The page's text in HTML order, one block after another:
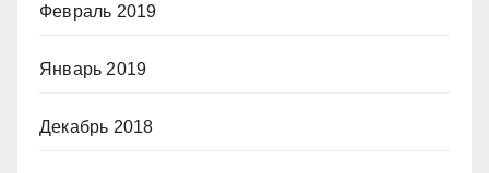
Февраль 2019
Январь 2019
Декабрь 2018